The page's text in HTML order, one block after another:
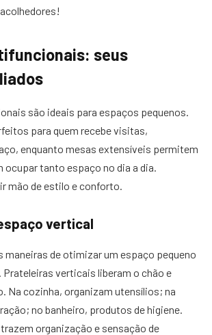
seus
são ideais para espaços pequenos.
para quem recebe visitas,
enquanto mesas extensíveis permitem
ocupar tanto espaço no dia a dia.
mão de estilo e conforto.
vertical
maneiras de otimizar um espaço pequeno
Prateleiras verticais liberam o chão e
Na cozinha, organizam utensílios; na
no banheiro, produtos de higiene.
organização e sensação de